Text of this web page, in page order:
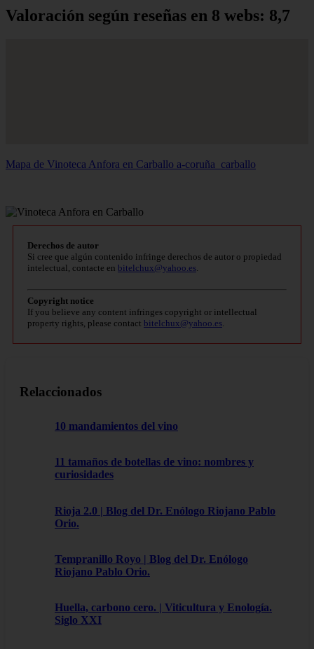
Valoración según reseñas en 8 webs: 8,7
Mapa de Vinoteca Anfora en Carballo a-coruña_carballo
Derechos de autor
Si cree que algún contenido infringe derechos de autor o propiedad
intelectual, contacte en bitelchux@yahoo.es
Copyright notice
If you believe any content infringes copyright or intellectual
property rights, please contact bitelchux@yahoo.es
Relaccionados
10 mandamientos del vino
11 tamaños de botellas de vino: nombres y
curiosidades
Rioja 2.0 | Blog del Dr. Enólogo Riojano Pablo
Orio.
Tempranillo Royo | Blog del Dr. Enólogo
Riojano Pablo Orio.
Huella, carbono cero. | Viticultura y Enología.
Siglo XXI